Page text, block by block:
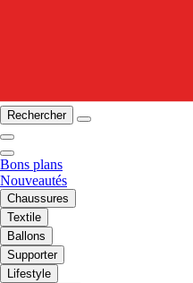
Rechercher
Bons plans
Nouveautés
Chaussures
Textile
Ballons
Supporter
Lifestyle